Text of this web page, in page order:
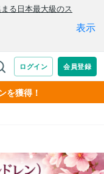
を獲得！